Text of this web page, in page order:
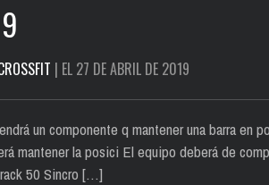
| EL 27 DE ABRIL DE 2019
un componente q mantener una barra en
mantener la posici El equipo deberá de
50 Sincro […]